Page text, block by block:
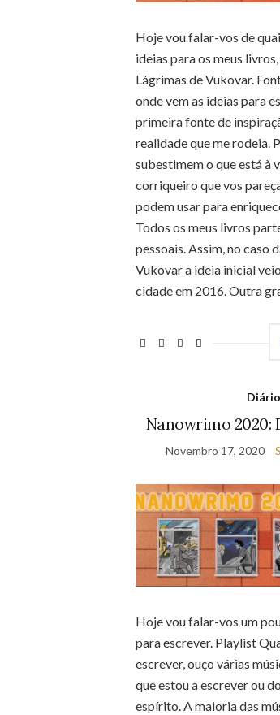
Hoje vou falar-vos de
ideias para os meus
Lágrimas de Vukovar.
onde vem as ideias para
primeira fonte de
realidade que me rodeia.
subestimem o que está à
corriqueiro que vos
podem usar para
Todos os meus livros
pessoais. Assim, no caso
Vukovar a ideia inicial
cidade em 2016. Outra
Diário
Nanowrimo 2020:
Novembro 17, 2020
Hoje vou falar-vos um
para escrever. Playlist
escrever, ouço várias
que estou a escrever ou
espírito. A maioria das